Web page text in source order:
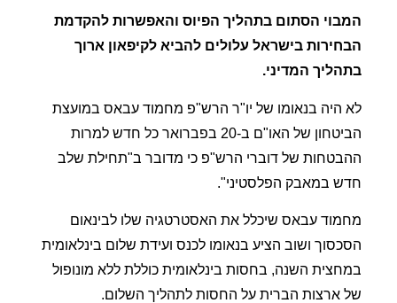
המבוי הסתום בתהליך הפיוס והאפשרות להקדמת
הבחירות בישראל עלולים להביא לקיפאון ארוך
בתהליך המדיני.
לא היה בנאומו של יו"ר הרש"פ מחמוד עבאס במועצת
הביטחון של האו"ם ב-20 בפברואר כל חדש למרות
ההבטחות של דוברי הרש"פ כי מדובר ב"תחילת שלב
חדש במאבק הפלסטיני".
מחמוד עבאס שיכלל את האסטרטגיה שלו לבינאום
הסכסוך ושוב הציע בנאומו לכנס ועידת שלום בינלאומית
במחצית השנה, בחסות בינלאומית כוללת ללא מונופול
של ארצות הברית על החסות לתהליך השלום.